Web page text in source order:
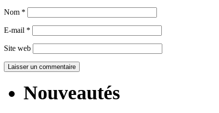
Nom *
E-mail *
Site web
Nouveautés